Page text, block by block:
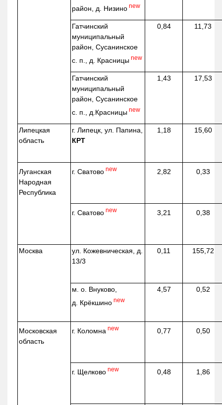
район, д. Низино new
Гатчинский
муниципальный
район, Сусанинское
с. п., д. Красницы new
0,84 11,73
Гатчинский
муниципальный
район, Сусанинское
с. п., д.Красницы new
1,43 17,53
Липецкая
область
г. Липецк, ул. Папина,
КРТ
1,18 15,60
Луганская
Народная
Республика
г. Сватово new 2,82 0,33
г. Сватово new 3,21 0,38
Москва ул. Кожевническая, д.
13/3
0,11 155,72
м. о. Внуково,
д. Крёкшино new
4,57 0,52
Московская
область
г. Коломна new 0,77 0,50
г. Щелково new 0,48 1,86